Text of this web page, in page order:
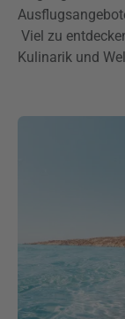
Viel zu
Kulinarik und